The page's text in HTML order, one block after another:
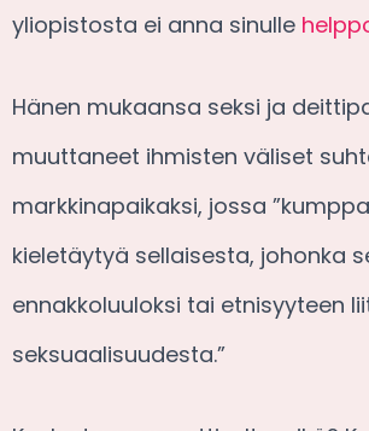
yliopistosta ei anna sinulle
Hänen mukaansa seksi ja
muuttaneet ihmisten väliset
markkinapaikaksi, jossa
kieletäytyä sellaisesta, johonka
ennakkoluuloksi tai etnisyyteen
seksuaalisuudesta.”